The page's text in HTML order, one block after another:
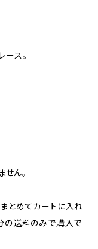
ス。
ん。
とめてカートに入れ
の送料のみで購入で